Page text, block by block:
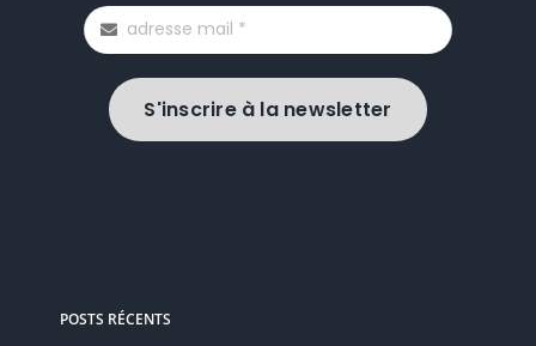
S'inscrire à la newsletter
POSTS RÉCENTS